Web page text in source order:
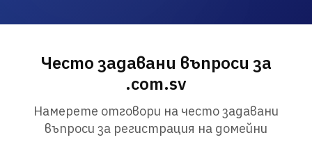
Често задавани въпроси за
.com.sv
Намерете отговори на често задавани
въпроси за регистрация на домейни